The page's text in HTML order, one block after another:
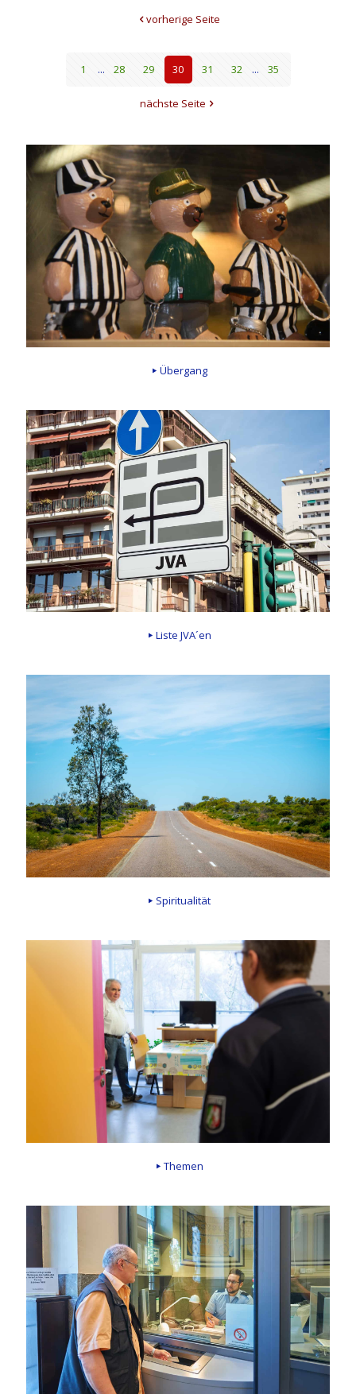
vorherige Seite
1 ... 28 29 30 31 32 ... 35
nächste Seite
Übergang
Liste JVA´en
Spiritualität
Themen